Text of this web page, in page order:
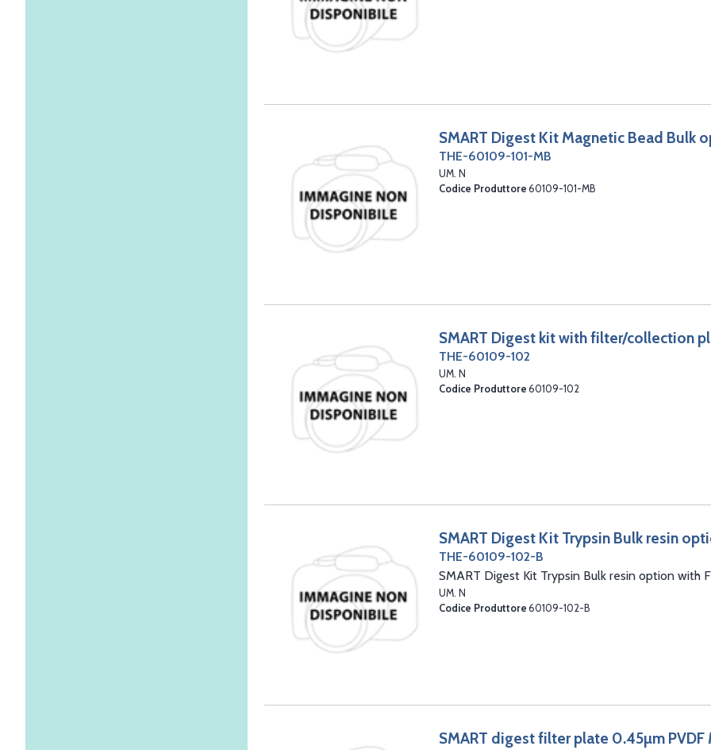
SMART Digest Kit Magnetic Bead Bulk
THE-60109-101-MB
UM. N
Codice Produttore 60109-101-MB
SMART Digest kit with filter/collection
THE-60109-102
UM. N
Codice Produttore 60109-102
SMART Digest Kit Trypsin Bulk resin
THE-60109-102-B
SMART Digest Kit Trypsin Bulk resin option with
UM. N
Codice Produttore 60109-102-B
SMART digest filter plate 0.45µm PVDF